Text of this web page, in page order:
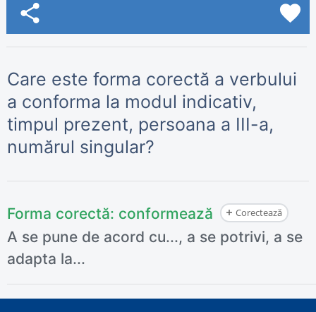
share favorite
Care este forma corectă a verbului
a conforma la modul indicativ,
timpul prezent, persoana a III-a,
numărul singular?
Forma corectă: conformează Corectează
A se pune de acord cu..., a se potrivi, a se
adapta la...